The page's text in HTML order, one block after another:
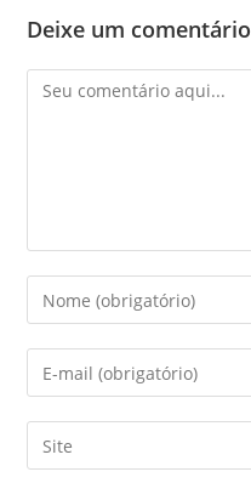
Deixe um comentário
Comentário
Digite
seu
nome
ou
de
usuário
Digite
seu
endereço
de
Digite
o